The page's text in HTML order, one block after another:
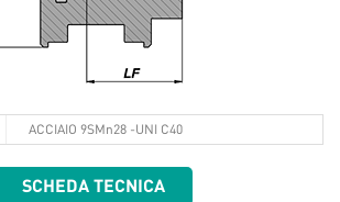
ACCIAIO 9SMn28 -UNI C40
SCHEDA TECNICA